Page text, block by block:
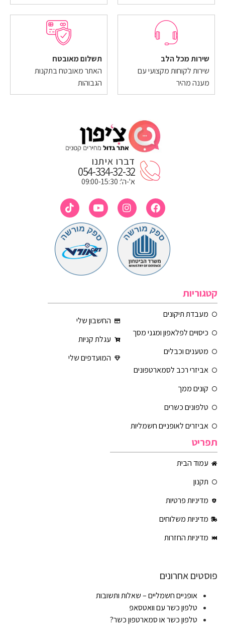
שירות מכל הלב
שירות לקוחות מקצועי עם
מענה מהיר
תשלום מאובטח
האתר מאובטח בתקנות
הגבוהות
דברו איתנו
054-334-32-32
א'-ה': 09:00-15:30
קטגוריות
מעבדת תיקונים
כיסויים לפלאפון ומגני מסך
מטענים וכבלים
אביזרי רכב לסמארטפונים
קונים ממך
טלפונים כשרים
אביזרים לאופניים חשמליות
החשבון שלי
עגלת קניות
המועדפים שלי
תפריט
עמוד הבית
תקנון
מדיניות פרטיות
מדיניות משלוחים
מדיניות החזרות
פוסטים אחרונים
אופניים חשמליים – שאלות ותשובות
טלפון כשר עם וואטסאפ
טלפון כשר או סמארטפון כשר?